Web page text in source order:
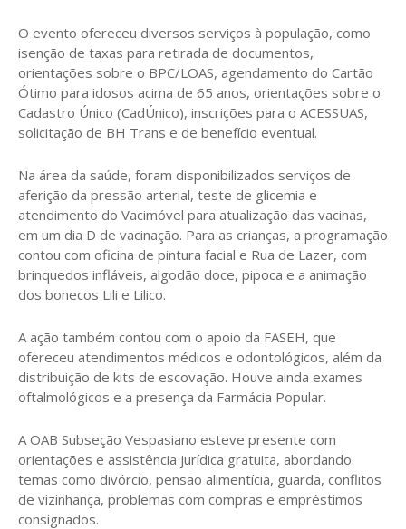
O evento ofereceu diversos serviços à população, como
isenção de taxas para retirada de documentos,
orientações sobre o BPC/LOAS, agendamento do Cartão
Ótimo para idosos acima de 65 anos, orientações sobre o
Cadastro Único (CadÚnico), inscrições para o ACESSUAS,
solicitação de BH Trans e de benefício eventual.
Na área da saúde, foram disponibilizados serviços de
aferição da pressão arterial, teste de glicemia e
atendimento do Vacimóvel para atualização das vacinas,
em um dia D de vacinação. Para as crianças, a programação
contou com oficina de pintura facial e Rua de Lazer, com
brinquedos infláveis, algodão doce, pipoca e a animação
dos bonecos Lili e Lilico.
A ação também contou com o apoio da FASEH, que
ofereceu atendimentos médicos e odontológicos, além da
distribuição de kits de escovação. Houve ainda exames
oftalmológicos e a presença da Farmácia Popular.
A OAB Subseção Vespasiano esteve presente com
orientações e assistência jurídica gratuita, abordando
temas como divórcio, pensão alimentícia, guarda, conflitos
de vizinhança, problemas com compras e empréstimos
consignados.